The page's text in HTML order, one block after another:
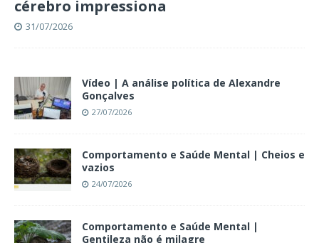
cérebro impressiona
31/07/2026
Vídeo | A análise política de Alexandre
Gonçalves
27/07/2026
Comportamento e Saúde Mental | Cheios e
vazios
24/07/2026
Comportamento e Saúde Mental |
Gentileza não é milagre